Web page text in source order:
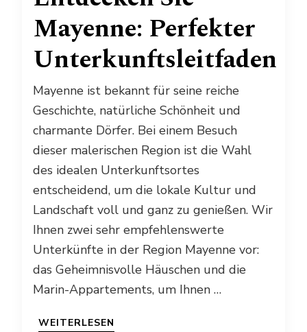
Mayenne: Perfekter
Unterkunftsleitfaden
Mayenne ist bekannt für seine reiche
Geschichte, natürliche Schönheit und
charmante Dörfer. Bei einem Besuch
dieser malerischen Region ist die Wahl
des idealen Unterkunftsortes
entscheidend, um die lokale Kultur und
Landschaft voll und ganz zu genießen. Wir
Ihnen zwei sehr empfehlenswerte
Unterkünfte in der Region Mayenne vor:
das Geheimnisvolle Häuschen und die
Marin-Appartements, um Ihnen …
WEITERLESEN